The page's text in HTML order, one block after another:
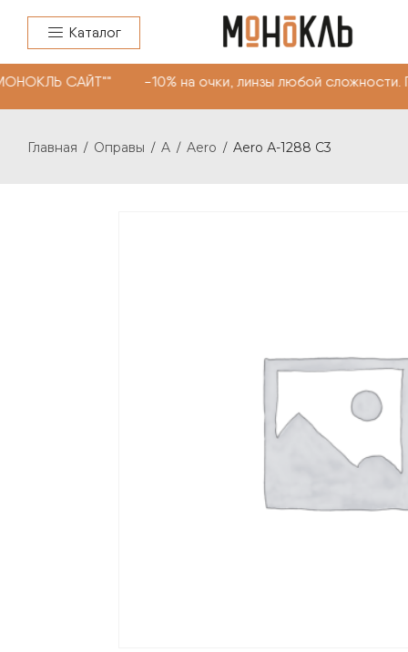
Каталог
САЙТ"" -10% на очки, линзы любой
Главная / Оправы / A / Aero / Aero А-1288 С3